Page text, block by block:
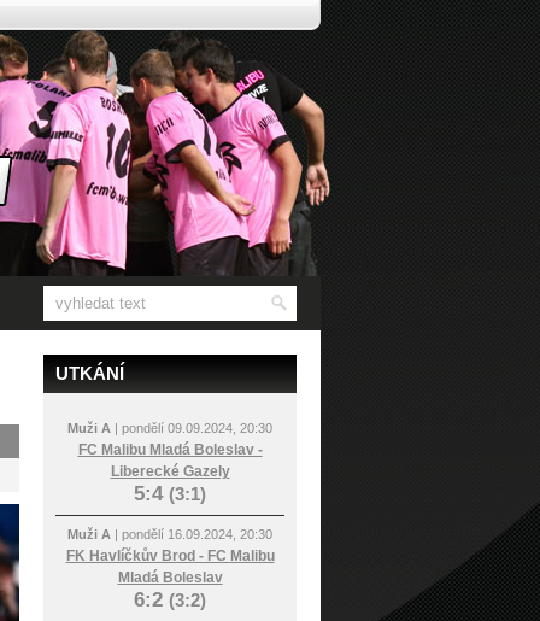
UTKÁNÍ
Muži A | pondělí 09.09.2024, 20:30
FC Malibu Mladá Boleslav -
Liberecké Gazely
5:4 (3:1)
Muži A | pondělí 16.09.2024, 20:30
FK Havlíčkův Brod - FC Malibu
Mladá Boleslav
6:2 (3:2)